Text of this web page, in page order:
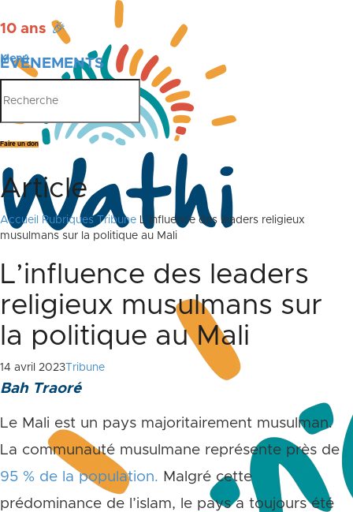
10 ans 🎉
ÉVÉNEMENTS
PUBLICATIONS
Menu
Faire un don
Article
Accueil Rubriques Tribune L’influence des leaders religieux
musulmans sur la politique au Mali
L’influence des leaders
religieux musulmans sur
la politique au Mali
14 avril 2023 Tribune
Bah Traoré
Le Mali est un pays majoritairement musulman.
La communauté musulmane représente près de
95 % de la population. Malgré cette
prédominance de l’islam, le pays a toujours été